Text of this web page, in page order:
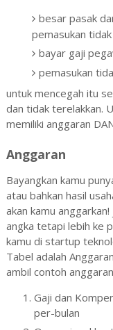
besar pasak
pemasukan
bayar gaji
pemasukan
untuk mencegah itu
dan tidak terelakkan.
memiliki anggaran
Anggaran
Bayangkan kamu
atau bahkan hasil
akan kamu
angka tetapi lebih ke
kamu di startup
Tabel adalah
ambil contoh
Gaji dan
per-bulan